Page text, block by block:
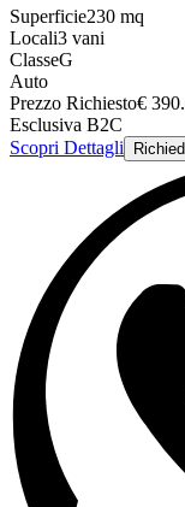
Superficie230 mq
Locali3 vani
ClasseG
Auto
Prezzo Richiesto€
Esclusiva B2C
Scopri Dettagli